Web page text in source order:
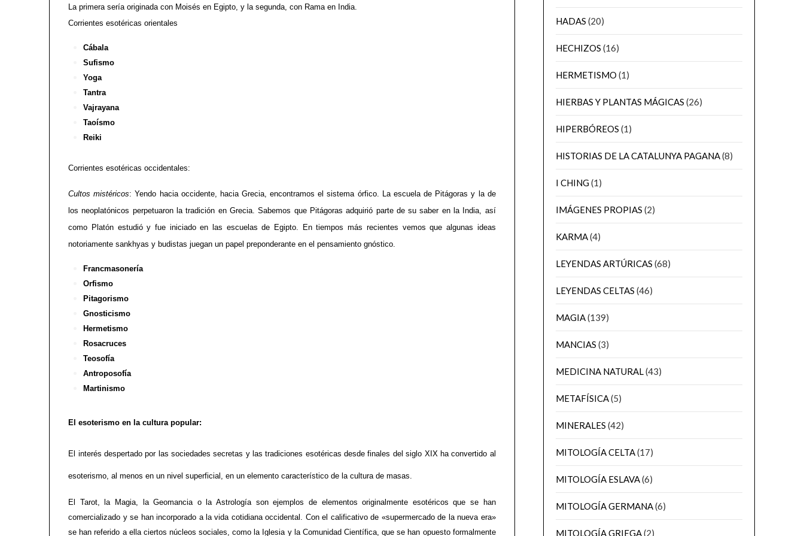
La primera sería originada con Moisés en Egipto, y la segunda, con Rama en India.
Corrientes esotéricas orientales
Cábala
Sufismo
Yoga
Tantra
Vajrayana
Taoísmo
Reiki
Corrientes esotéricas occidentales:
Cultos mistéricos: Yendo hacia occidente, hacia Grecia, encontramos el sistema órfico. La escuela de Pitágoras y la de
los neoplatónicos perpetuaron la tradición en Grecia. Sabemos que Pitágoras adquirió parte de su saber en la India, así
como Platón estudió y fue iniciado en las escuelas de Egipto. En tiempos más recientes vemos que algunas ideas
notoriamente sankhyas y budistas juegan un papel preponderante en el pensamiento gnóstico.
Francmasonería
Orfismo
Pitagorismo
Gnosticismo
Hermetismo
Rosacruces
Teosofía
Antroposofía
Martinismo
El esoterismo en la cultura popular:
El interés despertado por las sociedades secretas y las tradiciones esotéricas desde finales del siglo XIX ha convertido al
esoterismo, al menos en un nivel superficial, en un elemento característico de la cultura de masas.
El Tarot, la Magia, la Geomancia o la Astrología son ejemplos de elementos originalmente esotéricos que se han
comercializado y se han incorporado a la vida cotidiana occidental. Con el calificativo de «supermercado de la nueva era»
se han referido a ella ciertos núcleos sociales, como la Iglesia y la Comunidad Científica, que se han opuesto formalmente
HADAS (20)
HECHIZOS (16)
HERMETISMO (1)
HIERBAS Y PLANTAS MÁGICAS (26)
HIPERBÓREOS (1)
HISTORIAS DE LA CATALUNYA PAGANA(8)
I CHING(1)
IMÁGENES PROPIAS (2)
KARMA(4)
LEYENDAS ARTÚRICAS (68)
LEYENDAS CELTAS (46)
MAGIA(139)
MANCIAS (3)
MEDICINA NATURAL(43)
METAFÍSICA(5)
MINERALES (42)
MITOLOGÍA CELTA(17)
MITOLOGÍA ESLAVA(6)
MITOLOGÍA GERMANA(6)
MITOLOGÍA GRIEGA(2)